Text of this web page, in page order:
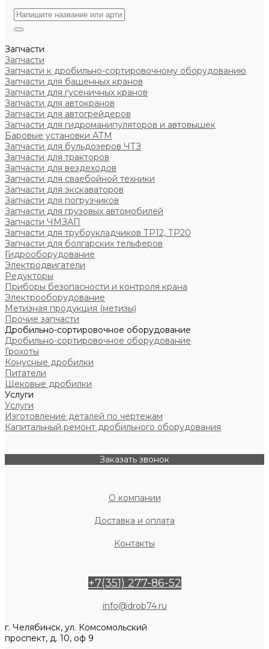
Запчасти
Запчасти
Запчасти к дробильно-сортировочному оборудованию
Запчасти для башенных кранов
Запчасти для гусеничных кранов
Запчасти для автокранов
Запчасти для автогрейдеров
Запчасти для гидроманипуляторов и автовышек
Баровые установки АТМ
Запчасти для бульдозеров ЧТЗ
Запчасти для тракторов
Запчасти для вездеходов
Запчасти для сваебойной техники
Запчасти для экскаваторов
Запчасти для погрузчиков
Запчасти для грузовых автомобилей
Запчасти ЧМЗАП
Запчасти для трубоукладчиков ТР12, ТР20
Запчасти для болгарских тельферов
Гидрооборудование
Электродвигатели
Редукторы
Приборы безопасности и контроля крана
Электрооборудование
Метизная продукция (метизы)
Прочие запчасти
Дробильно-сортировочное оборудование
Дробильно-сортировочное оборудование
Грохоты
Конусные дробилки
Питатели
Щековые дробилки
Услуги
Услуги
Изготовление деталей по чертежам
Капитальный ремонт дробильного оборудования
Заказать звонок
О компании
Доставка и оплата
Контакты
+7(351) 277-86-52
info@drob74.ru
г. Челябинск, ул. Комсомольский
проспект, д. 10, оф 9